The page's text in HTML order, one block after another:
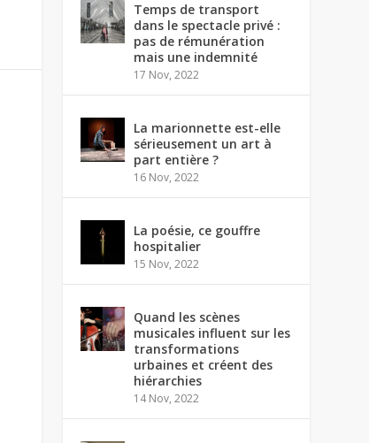
Temps de transport
dans le spectacle privé :
pas de rémunération
mais une indemnité
17 Nov, 2022
La marionnette est-elle
sérieusement un art à
part entière ?
16 Nov, 2022
La poésie, ce gouffre
hospitalier
15 Nov, 2022
Quand les scènes
musicales influent sur les
transformations
urbaines et créent des
hiérarchies
14 Nov, 2022